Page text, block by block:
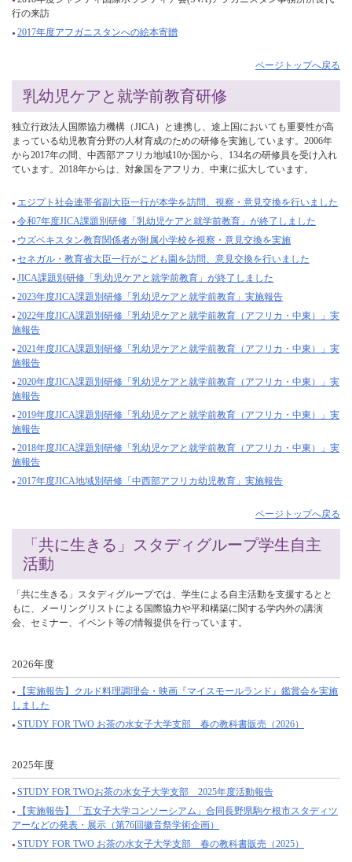
行の来訪
2017年度アフガニスタンへの絵本寄贈
ページトップへ戻る
乳幼児ケアと就学前教育研修
独立行政法人国際協力機構（JICA）と連携し、途上国においても重要性が高
まっている幼児教育分野の人材育成のための研修を実施しています。2006年
から2017年の間、中西部アフリカ地域10か国から、134名の研修員を受け入れ
ています。2018年からは、対象国をアフリカ、中東に拡大しています。
エジプト社会連帯省副大臣一行が本学を訪問、視察・意見交換を行いました
令和7年度JICA課題別研修「乳幼児ケアと就学前教育」が終了しました
ウズベキスタン教育関係者が附属小学校を視察・意見交換を実施
セネガル・教育省大臣一行がこども園を訪問、意見交換を行いました
JICA課題別研修「乳幼児ケアと就学前教育」が終了しました
2023年度JICA課題別研修「乳幼児ケアと就学前教育」実施報告
2022年度JICA課題別研修「乳幼児ケアと就学前教育（アフリカ・中東）」実
施報告
2021年度JICA課題別研修「乳幼児ケアと就学前教育（アフリカ・中東）」実
施報告
2020年度JICA課題別研修「乳幼児ケアと就学前教育（アフリカ・中東）」実
施報告
2019年度JICA課題別研修「乳幼児ケアと就学前教育（アフリカ・中東）」実
施報告
2018年度JICA課題別研修「乳幼児ケアと就学前教育（アフリカ・中東）」実
施報告
2017年度JICA地域別研修「中西部アフリカ幼児教育」実施報告
ページトップへ戻る
「共に生きる」スタディグループ学生自主
活動
「共に生きる」スタディグループでは、学生による自主活動を支援するとと
もに、メーリングリストによる国際協力や平和構築に関する学内外の講演
会、セミナー、イベント等の情報提供を行っています。
2026年度
【実施報告】クルド料理調理会・映画『マイスモールランド』鑑賞会を実施
しました
STUDY FOR TWO お茶の水女子大学支部 春の教科書販売（2026）
2025年度
STUDY FOR TWOお茶の水女子大学支部 2025年度活動報告
【実施報告】「五女子大学コンソーシアム」合同長野県駒ケ根市スタディツ
アーなどの発表・展示（第76回徽音祭学術企画）
STUDY FOR TWO お茶の水女子大学支部 春の教科書販売（2025）